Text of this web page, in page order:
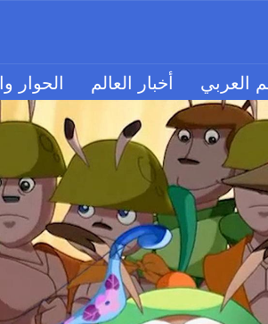
العربي أخبار العالم الحوار